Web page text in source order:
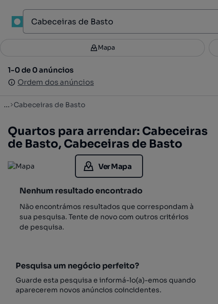
Filtros 3
1-0 de 0 anúncios
Ordem dos anúncios
Mapa
1-0 de 0 anúncios
Ordem dos anúncios
... Cabeceiras de Basto
Quartos para arrendar: Cabeceiras
de Basto, Cabeceiras de Basto
Ver Mapa
Nenhum resultado encontrado
Não encontrámos resultados que correspondam à
sua pesquisa. Tente de novo com outros critérios
de pesquisa.
Pesquisa um negócio perfeito?
Guarde esta pesquisa e informá-lo(a)-emos quando
aparecerem novos anúncios coincidentes.